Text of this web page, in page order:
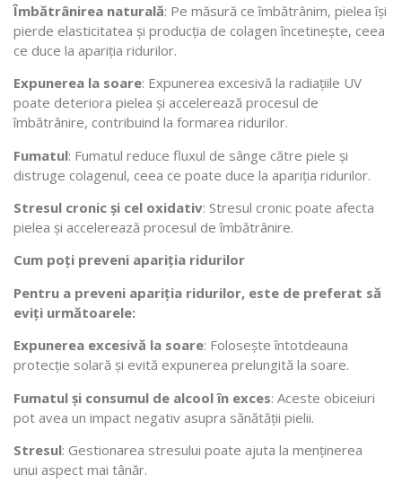
Îmbătrânirea naturală: Pe măsură ce îmbătrânim, pielea își
pierde elasticitatea și producția de colagen încetinește, ceea
ce duce la apariția ridurilor.
Expunerea la soare: Expunerea excesivă la radiațiile UV
poate deteriora pielea și accelerează procesul de
îmbătrânire, contribuind la formarea ridurilor.
Fumatul: Fumatul reduce fluxul de sânge către piele și
distruge colagenul, ceea ce poate duce la apariția ridurilor.
Stresul cronic și cel oxidativ: Stresul cronic poate afecta
pielea și accelerează procesul de îmbătrânire.
Cum poți preveni apariția ridurilor
Pentru a preveni apariția ridurilor, este de preferat să
eviți următoarele:
Expunerea excesivă la soare: Folosește întotdeauna
protecție solară și evită expunerea prelungită la soare.
Fumatul și consumul de alcool în exces: Aceste obiceiuri
pot avea un impact negativ asupra sănătății pielii.
Stresul: Gestionarea stresului poate ajuta la menținerea
unui aspect mai tânăr.